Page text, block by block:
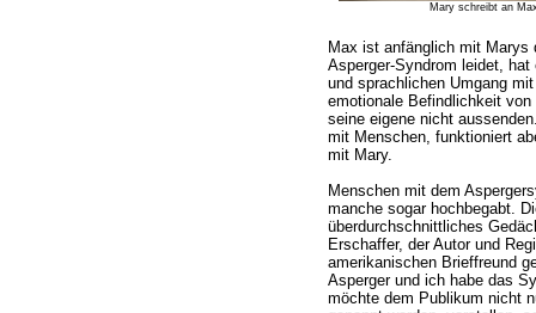
Mary schreibt an
Max ist anfänglich mit Marys
Asperger-Syndrom leidet,
und sprachlichen Umgang
emotionale Befindlichkeit
seine eigene nicht
mit Menschen, funktioniert
mit Mary.
Menschen mit dem
manche sogar hochbegabt.
überdurchschnittliches
Erschaffer, der Autor und
amerikanischen Brieffreund
Asperger und ich habe das
möchte dem Publikum nicht